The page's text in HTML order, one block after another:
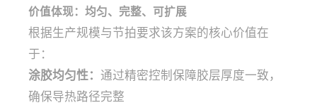
价值体现：均匀、完整、可扩展
根据生产规模与节拍要求该方案的核心价值在
于：
涂胶均匀性：通过精密控制保障胶层厚度一致，
确保导热路径完整